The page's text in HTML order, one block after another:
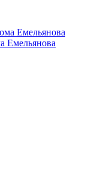
Емельянова